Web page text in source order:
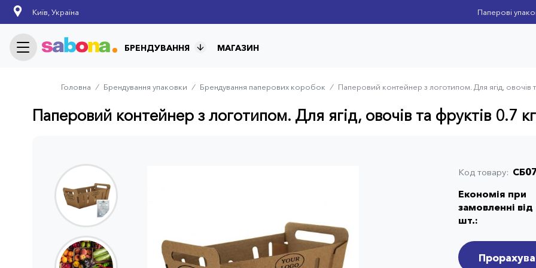
Skip
content
Київ, Україна Паперові
БРЕНДУВАННЯ МАГАЗИН
Головна ⁄ Брендування упаковки ⁄ Брендування паперових коробок ⁄ Паперовий контейнер з логотипом. Для ягід, овочів
Паперовий контейнер з логотипом. Для ягід, овочів та фруктів 0.7
Код товару
Економія при
замовленні
шт.: